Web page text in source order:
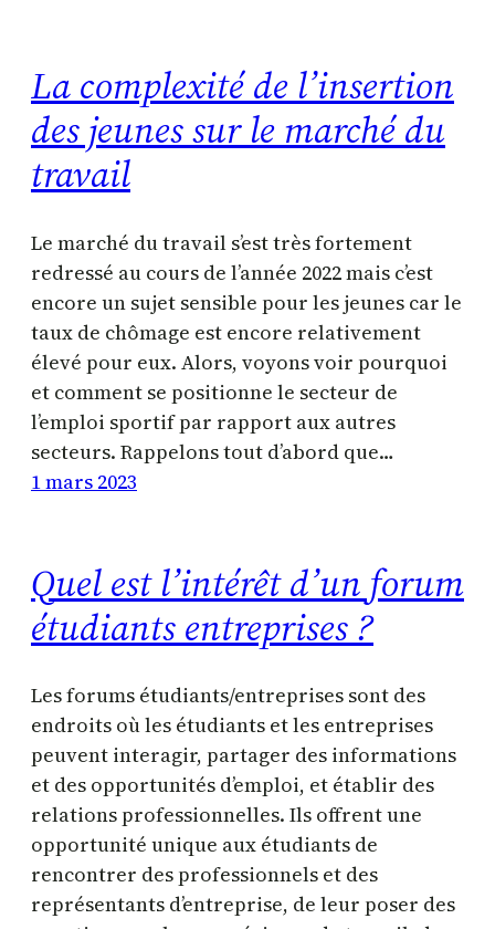
La complexité de l’insertion
des jeunes sur le marché du
travail
Le marché du travail s’est très fortement
redressé au cours de l’année 2022 mais c’est
encore un sujet sensible pour les jeunes car le
taux de chômage est encore relativement
élevé pour eux. Alors, voyons voir pourquoi
et comment se positionne le secteur de
l’emploi sportif par rapport aux autres
secteurs. Rappelons tout d’abord que…
1 mars 2023
Quel est l’intérêt d’un forum
étudiants entreprises ?
Les forums étudiants/entreprises sont des
endroits où les étudiants et les entreprises
peuvent interagir, partager des informations
et des opportunités d’emploi, et établir des
relations professionnelles. Ils offrent une
opportunité unique aux étudiants de
rencontrer des professionnels et des
représentants d’entreprise, de leur poser des